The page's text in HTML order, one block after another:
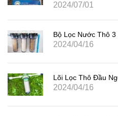
2024/07/01
Bộ Lọc Nước Thô
2024/04/16
Lõi Lọc Thô Đầu
2024/04/16